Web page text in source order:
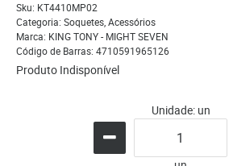
Sku: KT4410MP02
Categoria: Soquetes,Acessórios
Marca: KING TONY - MIGHT SEVEN
Código de Barras: 4710591965126
Produto Indisponível
Unidade: un